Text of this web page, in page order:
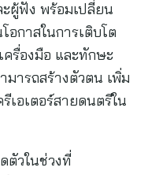
ผู้ฟัง พร้อมเปลี่ยน
กาสในการเติบโต
รื่องมือ และทักษะ
ารถสร้างตัวตน เพิ่ม
เอเตอร์สายดนตรีใน
ตัวในช่วงที่